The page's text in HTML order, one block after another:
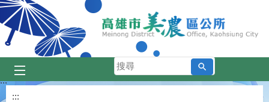
跳到主要內容區塊
搜
尋
:::
:::